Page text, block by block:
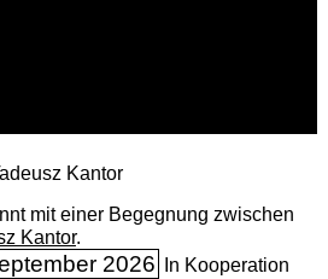
Kantor
mit einer Begegnung zwischen
Kantor.
2026
In Kooperation